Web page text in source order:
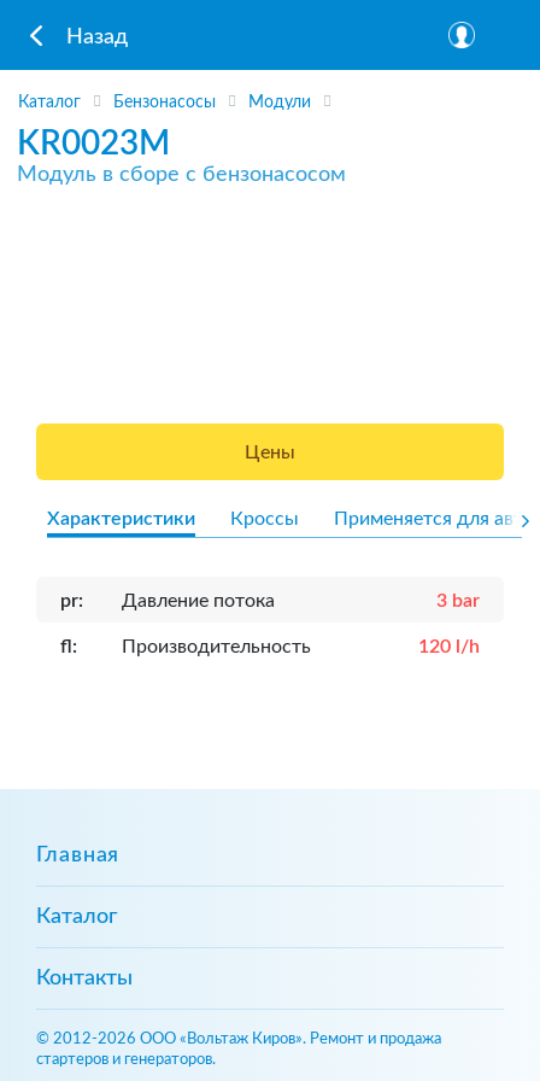
Назад
Каталог Бензонасосы Модули
KR0023M
Модуль в сборе с бензонасосом
Цены
Характеристики Кроссы Применяется для авто
pr: Давление потока 3 bar
fl: Производительность 120 l/h
Главная
Каталог
Контакты
© 2012-2026 ООО «Вольтаж Киров». Ремонт и продажа
стартеров и генераторов.